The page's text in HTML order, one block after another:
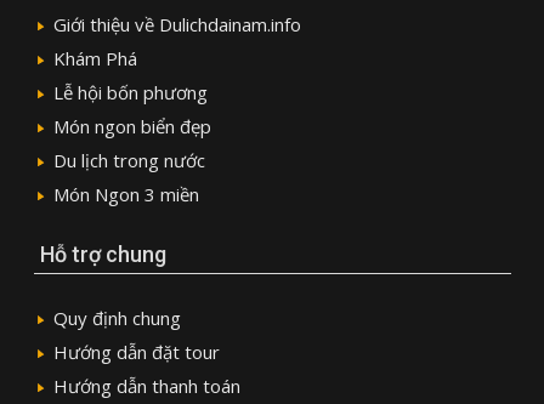
Giới thiệu về Dulichdainam.info
Khám Phá
Lễ hội bốn phương
Món ngon biển đẹp
Du lịch trong nước
Món Ngon 3 miền
Hỗ trợ chung
Quy định chung
Hướng dẫn đặt tour
Hướng dẫn thanh toán